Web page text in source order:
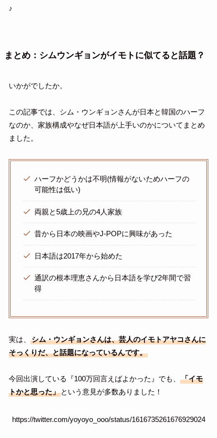
♪
まとめ：シムウンギョンがイモトに似てると話題？
いかがでしたか。
この記事では、シム・ウンギョンさんが日本と韓国のハーフ
なのか、家族構成やなぜ日本語が上手いのかについてまとめ
ました。
ハーフかどうかは不明(情報がないためハーフの
可能性は低い)
両親と5歳上の兄の4人家族
昔から日本の映画やJ-POPに興味があった
日本語は2017年から始めた
通訳の根本理恵さんから日本語を学び2年間で習
得
実は、
シム・ウンギョンさんは、芸人のイモトアヤコさんに
そっくりだ、と話題になっているんです。
今回出演している『100万回言えばよかった』でも、
「イモ
トかと思った」という意見が多数ありました！
https://twitter.com/yoyoyo_ooo/status/1616735261676929024